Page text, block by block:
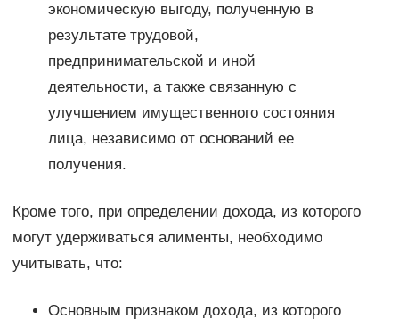
экономическую выгоду, полученную в
результате трудовой,
предпринимательской и иной
деятельности, а также связанную с
улучшением имущественного состояния
лица, независимо от оснований ее
получения.
Кроме того, при определении дохода, из которого
могут удерживаться алименты, необходимо
учитывать, что:
Основным признаком дохода, из которого